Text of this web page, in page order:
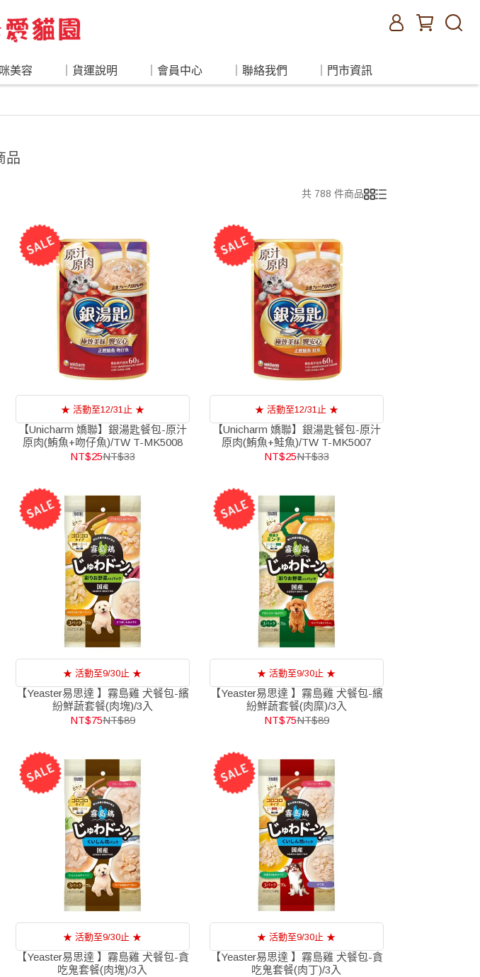
美容 ｜貨運說明 ｜會員中心 ｜聯絡我們 ｜門市資訊
品
共 788 件商品
★ 活動至12/31止 ★
【Unicharm 嬌聯】銀湯匙餐包-原汁
原肉(鮪魚+吻仔魚)/TW T-MK5008
NT$25NT$33
★ 活動至12/31止 ★
【Unicharm 嬌聯】銀湯匙餐包-原汁
原肉(鮪魚+鮭魚)/TW T-MK5007
NT$25NT$33
★ 活動至9/30止 ★
【Yeaster易思達 】霧島雞 犬餐包-繽
紛鮮蔬套餐(肉塊)/3入
NT$75NT$89
★ 活動至9/30止 ★
【Yeaster易思達 】霧島雞 犬餐包-繽
紛鮮蔬套餐(肉糜)/3入
NT$75NT$89
★ 活動至9/30止 ★
【Yeaster易思達 】霧島雞 犬餐包-貪
吃鬼套餐(肉塊)/3入
★ 活動至9/30止 ★
【Yeaster易思達 】霧島雞 犬餐包-貪
吃鬼套餐(肉丁)/3入